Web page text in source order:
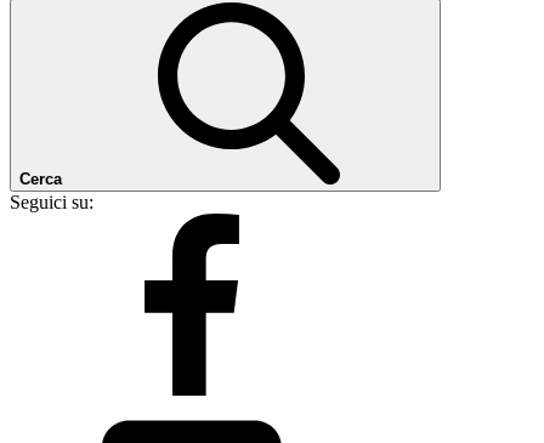
Cerca
Seguici su: